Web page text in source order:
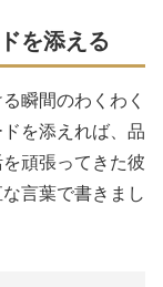
を添える
瞬間のわくわく
を添えれば、品
頑張ってきた彼
言葉で書きまし